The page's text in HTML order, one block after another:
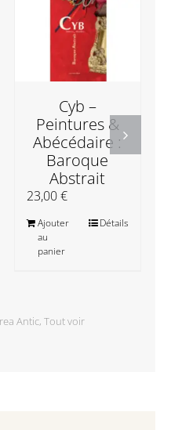
Cyb –
Peintures &
Abécédaire :
Baroque
Abstrait
23,00€
Ajouter
au
panier
Détails
Antic, Tout voir